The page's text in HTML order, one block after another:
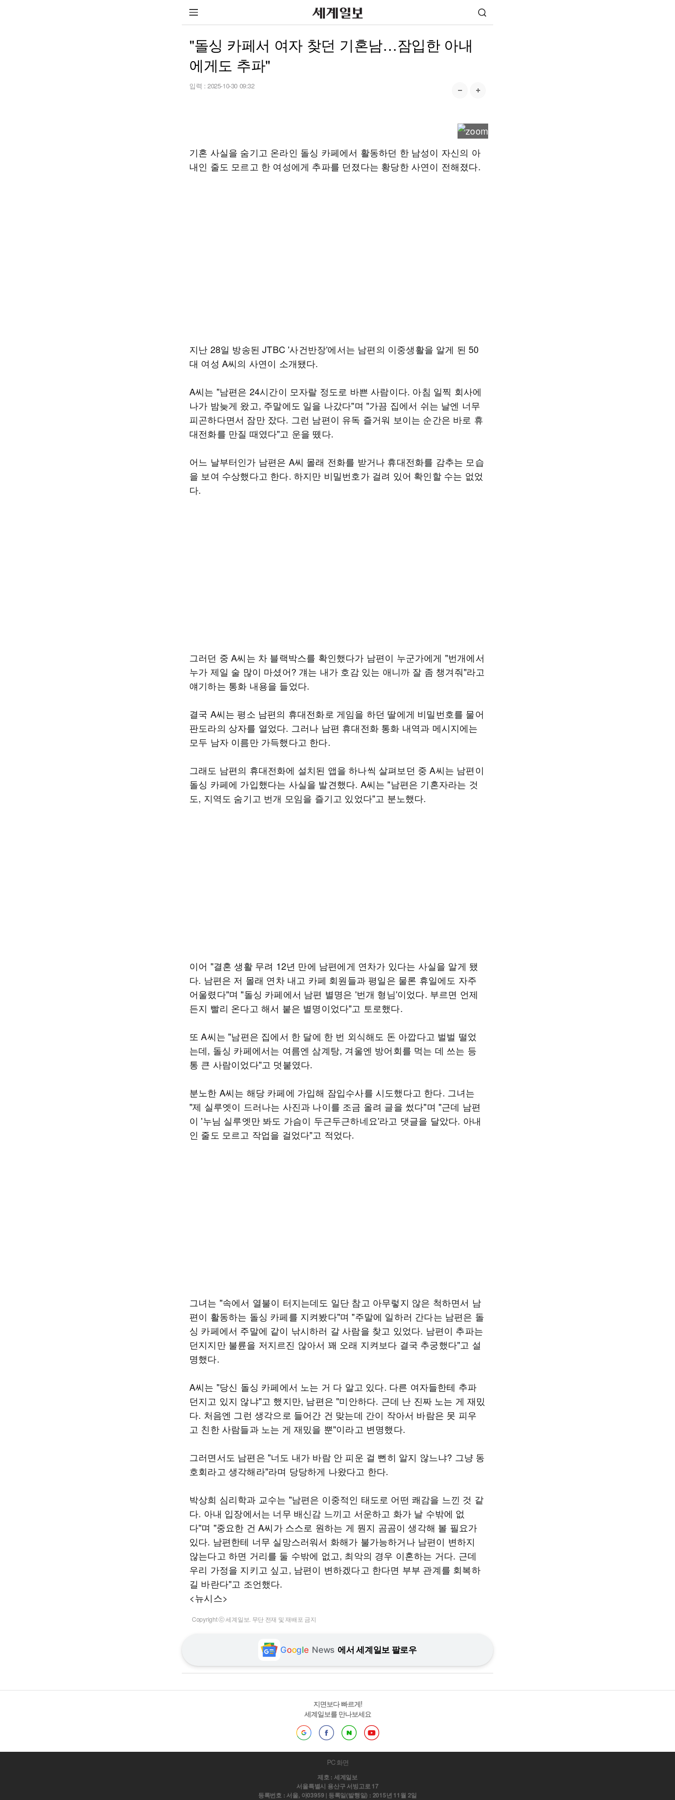
"돌싱 카페서 여자 찾던 기혼남…잠입한 아내
에게도 추파"
입력 : 2025-10-30 09:32
기혼 사실을 숨기고 온라인 돌싱 카페에서 활동하던 한 남성이 자신의 아
내인 줄도 모르고 한 여성에게 추파를 던졌다는 황당한 사연이 전해졌다.
지난 28일 방송된 JTBC '사건반장'에서는 남편의 이중생활을 알게 된 50
대 여성 A씨의 사연이 소개됐다.
A씨는 "남편은 24시간이 모자랄 정도로 바쁜 사람이다. 아침 일찍 회사에
나가 밤늦게 왔고, 주말에도 일을 나갔다"며 "가끔 집에서 쉬는 날엔 너무
피곤하다면서 잠만 잤다. 그런 남편이 유독 즐거워 보이는 순간은 바로 휴
대전화를 만질 때였다"고 운을 뗐다.
어느 날부터인가 남편은 A씨 몰래 전화를 받거나 휴대전화를 감추는 모습
을 보여 수상했다고 한다. 하지만 비밀번호가 걸려 있어 확인할 수는 없었
다.
그러던 중 A씨는 차 블랙박스를 확인했다가 남편이 누군가에게 "번개에서
누가 제일 술 많이 마셨어? 걔는 내가 호감 있는 애니까 잘 좀 챙겨줘"라고
얘기하는 통화 내용을 들었다.
결국 A씨는 평소 남편의 휴대전화로 게임을 하던 딸에게 비밀번호를 물어
판도라의 상자를 열었다. 그러나 남편 휴대전화 통화 내역과 메시지에는
모두 남자 이름만 가득했다고 한다.
그래도 남편의 휴대전화에 설치된 앱을 하나씩 살펴보던 중 A씨는 남편이
돌싱 카페에 가입했다는 사실을 발견했다. A씨는 "남편은 기혼자라는 것
도, 지역도 숨기고 번개 모임을 즐기고 있었다"고 분노했다.
이어 "결혼 생활 무려 12년 만에 남편에게 연차가 있다는 사실을 알게 됐
다. 남편은 저 몰래 연차 내고 카페 회원들과 평일은 물론 휴일에도 자주
어울렸다"며 "돌싱 카페에서 남편 별명은 '번개 형님'이었다. 부르면 언제
든지 빨리 온다고 해서 붙은 별명이었다"고 토로했다.
또 A씨는 "남편은 집에서 한 달에 한 번 외식해도 돈 아깝다고 벌벌 떨었
는데, 돌싱 카페에서는 여름엔 삼계탕, 겨울엔 방어회를 먹는 데 쓰는 등
통 큰 사람이었다"고 덧붙였다.
분노한 A씨는 해당 카페에 가입해 잠입수사를 시도했다고 한다. 그녀는
"제 실루엣이 드러나는 사진과 나이를 조금 올려 글을 썼다"며 "근데 남편
이 '누님 실루엣만 봐도 가슴이 두근두근하네요'라고 댓글을 달았다. 아내
인 줄도 모르고 작업을 걸었다"고 적었다.
그녀는 "속에서 열불이 터지는데도 일단 참고 아무렇지 않은 척하면서 남
편이 활동하는 돌싱 카페를 지켜봤다"며 "주말에 일하러 간다는 남편은 돌
싱 카페에서 주말에 같이 낚시하러 갈 사람을 찾고 있었다. 남편이 추파는
던지지만 불륜을 저지르진 않아서 꽤 오래 지켜보다 결국 추궁했다"고 설
명했다.
A씨는 "당신 돌싱 카페에서 노는 거 다 알고 있다. 다른 여자들한테 추파
던지고 있지 않냐"고 했지만, 남편은 "미안하다. 근데 난 진짜 노는 게 재밌
다. 처음엔 그런 생각으로 들어간 건 맞는데 간이 작아서 바람은 못 피우
고 친한 사람들과 노는 게 재밌을 뿐"이라고 변명했다.
그러면서도 남편은 "너도 내가 바람 안 피운 걸 뻔히 알지 않느냐? 그냥 동
호회라고 생각해라"라며 당당하게 나왔다고 한다.
박상희 심리학과 교수는 "남편은 이중적인 태도로 어떤 쾌감을 느낀 것 같
다. 아내 입장에서는 너무 배신감 느끼고 서운하고 화가 날 수밖에 없
다"며 "중요한 건 A씨가 스스로 원하는 게 뭔지 곰곰이 생각해 볼 필요가
있다. 남편한테 너무 실망스러워서 화해가 불가능하거나 남편이 변하지
않는다고 하면 거리를 둘 수밖에 없고, 최악의 경우 이혼하는 거다. 근데
우리 가정을 지키고 싶고, 남편이 변하겠다고 한다면 부부 관계를 회복하
길 바란다"고 조언했다.
<뉴시스>
Copyright ⓒ 세계일보. 무단 전재 및 재배포 금지
Google News 에서 세계일보 팔로우
지면보다 빠르게!
세계일보를 만나보세요
PC 화면
제호 : 세계일보
서울특별시 용산구 서빙고로 17
등록번호 : 서울, 아03959 | 등록일(발행일) : 2015년 11월 2일